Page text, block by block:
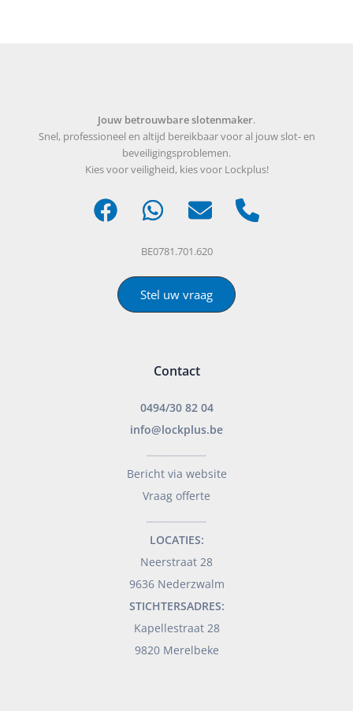
Jouw betrouwbare slotenmaker.
Snel, professioneel en altijd bereikbaar voor al jouw slot- en
beveiligingsproblemen.
Kies voor veiligheid, kies voor Lockplus!
BE0781.701.620
Stel uw vraag
Contact
0494/30 82 04
info@lockplus.be
Bericht via website
Vraag offerte
LOCATIES:
Neerstraat 28
9636 Nederzwalm
STICHTERSADRES:
Kapellestraat 28
9820 Merelbeke